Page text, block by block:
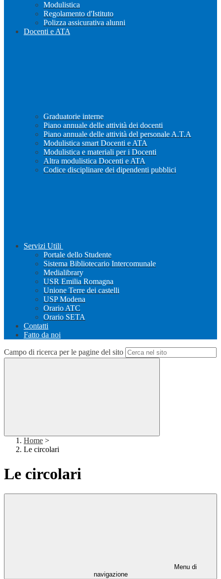
Modulistica
Regolamento d'Istituto
Polizza assicurativa alunni
Docenti e ATA
Graduatorie interne
Piano annuale delle attività dei docenti
Piano annuale delle attività del personale A.T.A
Modulistica smart Docenti e ATA
Modulistica e materiali per i Docenti
Altra modulistica Docenti e ATA
Codice disciplinare dei dipendenti pubblici
Servizi Utili
Portale dello Studente
Sistema Bibliotecario Intercomunale
Medialibrary
USR Emilia Romagna
Unione Terre dei castelli
USP Modena
Orario ATC
Orario SETA
Contatti
Fatto da noi
Campo di ricerca per le pagine del sito
Home >
Le circolari
Le circolari
Menu di
navigazione